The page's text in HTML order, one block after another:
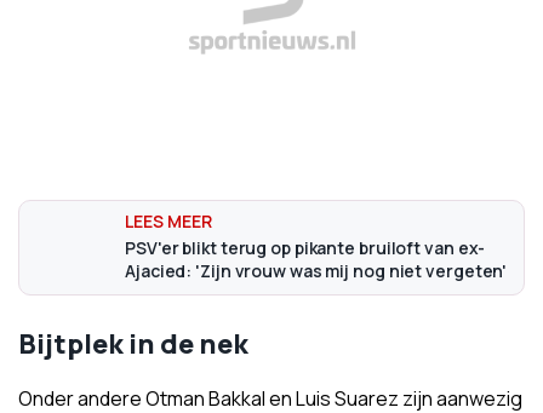
PSV'er blikt terug op pikante bruiloft van ex-
Ajacied: 'Zijn vrouw was mij nog niet vergeten'
Bijtplek in de nek
Onder andere Otman Bakkal en Luis Suarez zijn aanwezig